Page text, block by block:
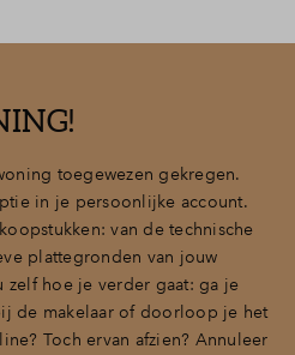
toegewezen gekregen.
in je persoonlijke account.
van de technische
plattegronden van jouw
zelf hoe je verder gaat: ga je
de makelaar of doorloop je het
Toch ervan afzien? Annuleer